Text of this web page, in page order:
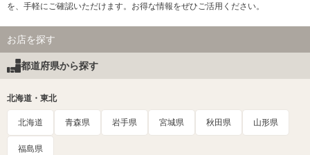
を、手軽にご確認いただけます。お得な情報をぜひご活用ください。
お店を探す
都道府県から探す
北海道・東北
北海道 青森県 岩手県 宮城県 秋田県 山形県
福島県